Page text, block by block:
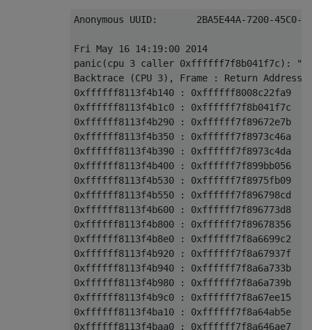
Anonymous UUID:       2BA5E44A-7200-45C0-
Fri May 16 14:19:00 2014
panic(cpu 3 caller 0xffffff7f8b041f7c):
Backtrace (CPU 3), Frame : Return Address
0xffffff8113f4b140 : 0xffffff8008c22fa9
0xffffff8113f4b1c0 : 0xffffff7f8b041f7c
0xffffff8113f4b290 : 0xffffff7f89672e7b
0xffffff8113f4b350 : 0xffffff7f8973c46a
0xffffff8113f4b390 : 0xffffff7f8973c4da
0xffffff8113f4b400 : 0xffffff7f899bb056
0xffffff8113f4b530 : 0xffffff7f8975fb09
0xffffff8113f4b550 : 0xffffff7f896798cd
0xffffff8113f4b600 : 0xffffff7f896773d8
0xffffff8113f4b800 : 0xffffff7f89678356
0xffffff8113f4b8e0 : 0xffffff7f8a6699c2
0xffffff8113f4b920 : 0xffffff7f8a67937f
0xffffff8113f4b940 : 0xffffff7f8a6a733b
0xffffff8113f4b980 : 0xffffff7f8a6a739b
0xffffff8113f4b9c0 : 0xffffff7f8a67ee15
0xffffff8113f4ba10 : 0xffffff7f8a64ab5e
0xffffff8113f4baa0 : 0xffffff7f8a646ae7